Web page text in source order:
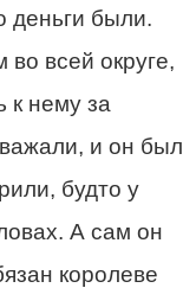
деньги были.
всей округе,
к нему за
и он был
будто у
А сам он
королеве